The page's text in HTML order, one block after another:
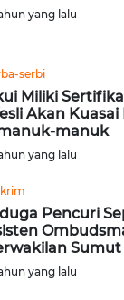
yang lalu
serbi
Miliki
Akan
manuk
yang lalu
Pencuri
yang lalu